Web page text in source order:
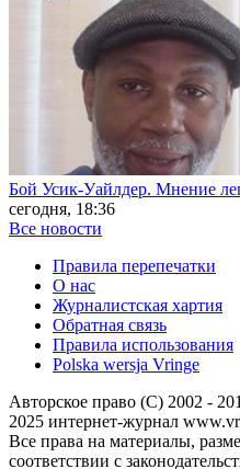
Бой Усик-Уайлдер. Мнение
сегодня, 18:36
Все новости
Правила перепечатки
О нас
Журналистская хартия
Обратная связь
Правила использования
Polska wersja Vringe
Авторское право (С) 2002 -
2025 интернет-журнал
Все права на материалы,
соответствии с